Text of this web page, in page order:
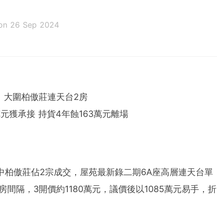
26 Sep 2024
大圍柏傲莊連天台2房
獲承接 持貨4年蝕163萬元離場
傲莊佔2宗成交，屋苑最新錄二期6A座高層連天台單
間隔，3開價約1180萬元，議價後以1085萬元易手，折